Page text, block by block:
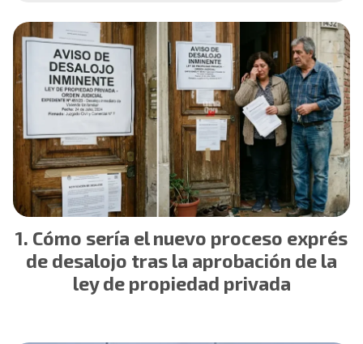
Cómo sería el nuevo proceso exprés
de desalojo tras la aprobación de la
ley de propiedad privada